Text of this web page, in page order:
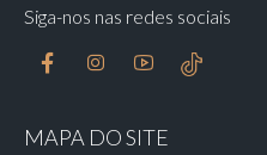
Siga-nos nas redes sociais
MAPA DO SITE